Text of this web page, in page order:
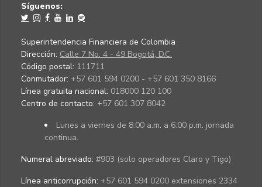
Síguenos:
Superintendencia Financiera de Colombia
Dirección: Calle 7 No. 4 - 49 Bogotá, D.C.
Código postal: 111711
Conmutador: +57 601 594 0200 - +57 601 350 8166
Línea gratuita nacional: 018000 120 100
Centro de contacto: +57 601 307 8042
Lunes a viernes de 8:00 a.m. a 6:00 p.m. jornada
continua.
Numeral abreviado: #903 (solo operadores Claro y Tigo)
Línea anticorrupción: +57 601 594 0200 extensiones 2334